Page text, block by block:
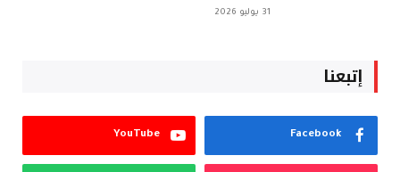
31 يوليو 2026
إتبعنا
Facebook
YouTube